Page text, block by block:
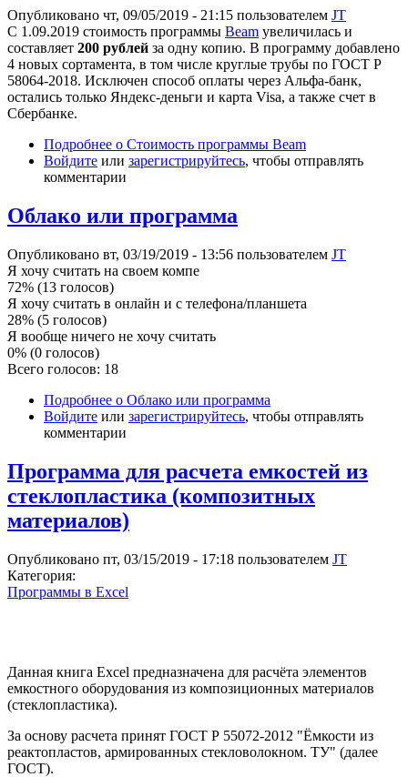
Опубликовано чт, 09/05/2019 - 21:15 пользователем JT
С 1.09.2019 стоимость программы Beam увеличилась и
составляет 200 рублей за одну копию. В программу добавлено
4 новых сортамента, в том числе круглые трубы по ГОСТ Р
58064-2018. Исключен способ оплаты через Альфа-банк,
остались только Яндекс-деньги и карта Visa, а также счет в
Сбербанке.
Подробнее о Стоимость программы Beam
Войдите или зарегистрируйтесь, чтобы отправлять
комментарии
Облако или программа
Опубликовано вт, 03/19/2019 - 13:56 пользователем JT
Я хочу считать на своем компе
72% (13 голосов)
Я хочу считать в онлайн и с телефона/планшета
28% (5 голосов)
Я вообще ничего не хочу считать
0% (0 голосов)
Всего голосов: 18
Подробнее о Облако или программа
Войдите или зарегистрируйтесь, чтобы отправлять
комментарии
Программа для расчета емкостей из
стеклопластика (композитных
материалов)
Опубликовано пт, 03/15/2019 - 17:18 пользователем JT
Категория:
Программы в Excel
Данная книга Excel предназначена для расчёта элементов
емкостного оборудования из композиционных материалов
(стеклопластика).
За основу расчета принят ГОСТ Р 55072-2012 "Ёмкости из
реактопластов, армированных стекловолокном. ТУ" (далее
ГОСТ).